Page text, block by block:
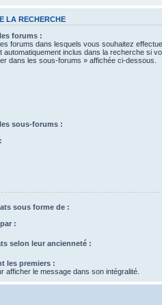
LA RECHERCHE
forums :
forums dans lesquels vous souhaitez
automatiquement inclus dans la recherche si
dans les sous-forums » affichée ci-dessous.
sous-forums :
sous forme de :
:
selon leur ancienneté :
les premiers :
afficher le message dans son intégralité.